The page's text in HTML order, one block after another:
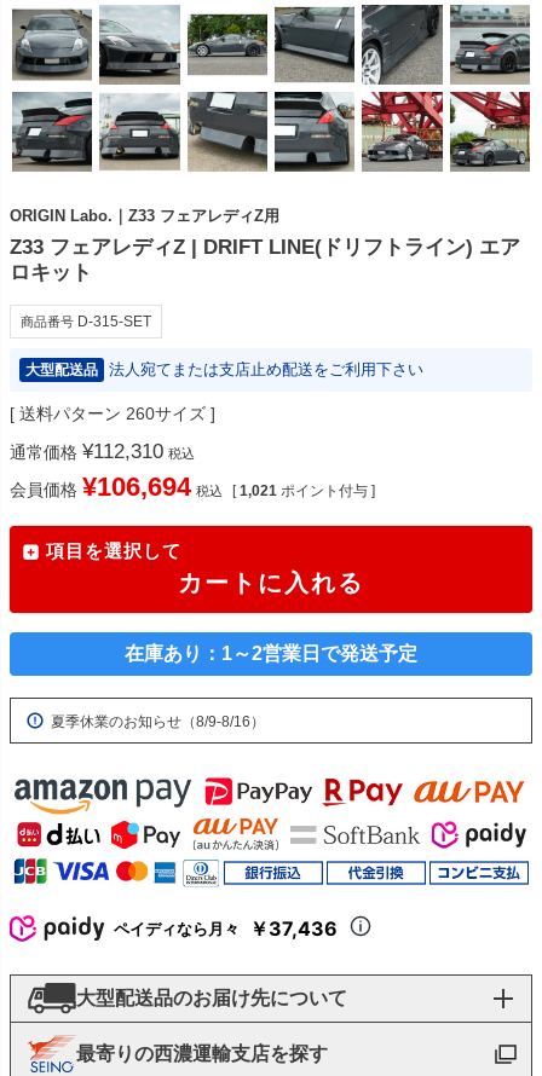
ORIGIN Labo.｜Z33 フェアレディZ用
Z33 フェアレディZ | DRIFT LINE(ドリフトライン) エア
ロキット
商品番号 D-315-SET
大型配送品 法人宛てまたは支店止め配送をご利用下さい
送料パターン 260サイズ
通常価格 ¥112,310 税込
会員価格 ¥106,694 税込 [ 1,021 ポイント付与 ]
項目を選択して
カートに入れる
在庫あり：1～2営業日で発送予定
夏季休業のお知らせ（8/9-8/16）
ペイディなら月々 ￥37,436
大型配送品のお届け先について
最寄りの西濃運輸支店を探す